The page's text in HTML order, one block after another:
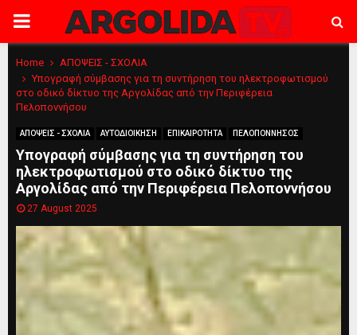
PRIMARY
MENU
Home
ΑΠΟΨΕΙΣ - ΣΧΟΛΙΑ
Υπογραφή σύμβασης για τη συντήρηση του ηλεκτροφωτισμού
στο οδικό δίκτυο της Αργολίδας από την Περιφέρεια
Πελοποννήσου
ΑΠΟΨΕΙΣ - ΣΧΟΛΙΑ ΑΥΤΟΔΙΟΙΚΗΣΗ ΕΠΙΚΑΙΡΟΤΗΤΑ ΠΕΛΟΠΟΝΝΗΣΟΣ
Υπογραφή σύμβασης για τη συντήρηση του
ηλεκτροφωτισμού στο οδικό δίκτυο της
Αργολίδας από την Περιφέρεια Πελοποννήσου
27 August 2025